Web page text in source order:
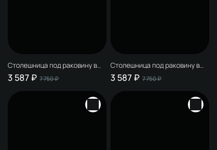
Столешница под раковину в
ванную STWORKI Монтре 120
белая, МДФ, с отверстием
3 587 ₽ 7 750 ₽
Столешница под раковину в
ванную STWORKI Монтре 120
белая, МДФ, с отверстием
3 587 ₽ 7 750 ₽